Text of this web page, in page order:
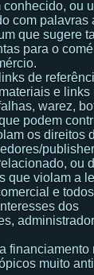
conhecido, ou
com palavras
que sugere
para o
de
e links
warez,
podem
os direitos
ou
que violam a
e
dos
financiamento
muito